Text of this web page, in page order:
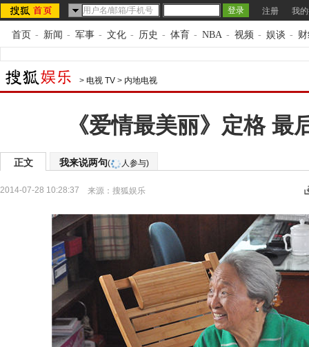
注册 我
首页 - 新闻 - 军事 - 文化 - 历史 - 体育 - NBA - 视频 - 娱谈 -
> 电视 TV > 内地电视
《爱情最美丽》定格 最
正文 我来说两句( 人参与)
2014-07-28 10:28:37 来源： 搜狐娱乐